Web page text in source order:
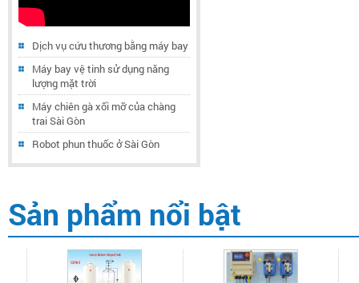
Dịch vụ cứu thương bằng máy bay
Máy bay vệ tinh sử dụng năng
lượng mặt trời
Máy chiên gà xối mỡ của chàng
trai Sài Gòn
Robot phun thuốc ở Sài Gòn
Sản phẩm nổi bật